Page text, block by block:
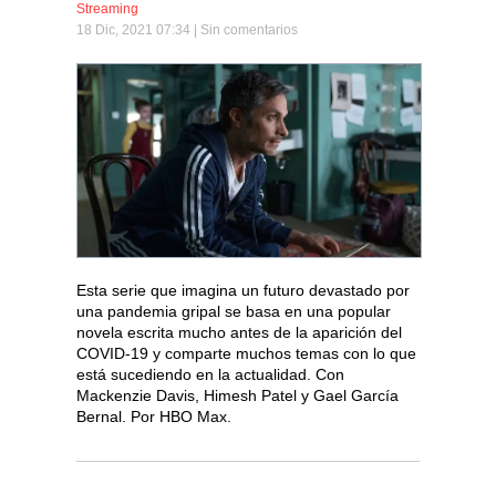
Streaming
18 Dic, 2021 07:34 | Sin comentarios
Esta serie que imagina un futuro devastado por
una pandemia gripal se basa en una popular
novela escrita mucho antes de la aparición del
COVID-19 y comparte muchos temas con lo que
está sucediendo en la actualidad. Con
Mackenzie Davis, Himesh Patel y Gael García
Bernal. Por HBO Max.